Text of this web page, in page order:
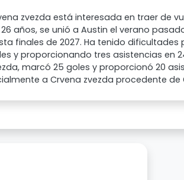
zvezda está interesada en traer de
años, se unió a Austin el verano
finales de 2027. Ha tenido dificultades
y proporcionando tres asistencias en
marcó 25 goles y proporcionó 20
a Crvena zvezda procedente de